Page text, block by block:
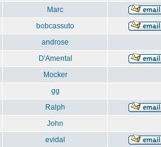
Marc
bobcassuto
androse
D'Amental
Mocker
gg
Ralph
John
evidal